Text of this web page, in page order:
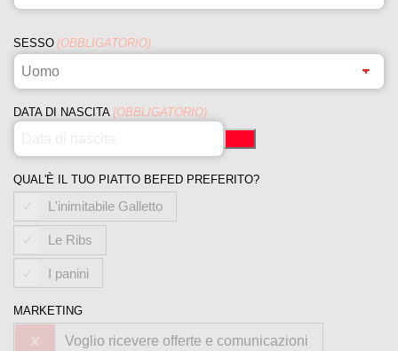
SESSO (OBBLIGATORIO)
DATA DI NASCITA (OBBLIGATORIO)
QUAL'È IL TUO PIATTO BEFED PREFERITO?
L'inimitabile Galletto
Le Ribs
I panini
MARKETING
Voglio ricevere offerte e comunicazioni